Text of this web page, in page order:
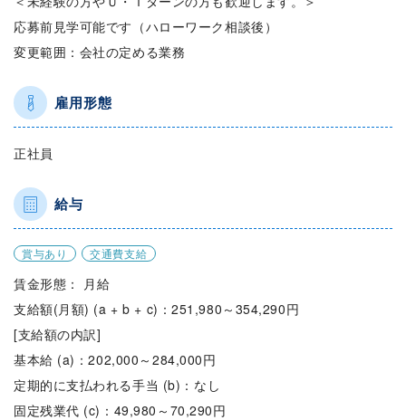
応募前見学可能です（ハローワーク相談後）
変更範囲：会社の定める業務
雇用形態
正社員
給与
賞与あり 交通費支給
賃金形態： 月給
支給額(月額) (a + b + c)：251,980～354,290円
[支給額の内訳]
基本給 (a)：202,000～284,000円
定期的に支払われる手当 (b)：なし
固定残業代 (c)：49,980～70,290円